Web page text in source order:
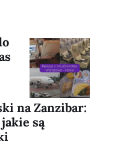
na Zanzibar:
są